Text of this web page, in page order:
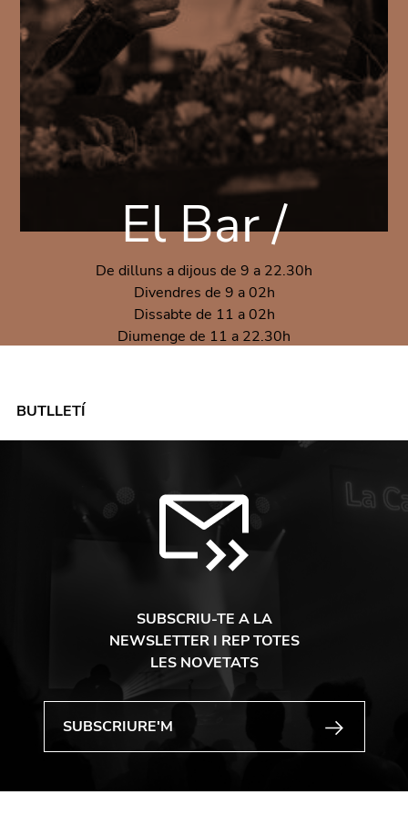
El Bar /
De dilluns a dijous de 9 a 22.30h
Divendres de 9 a 02h
Dissabte de 11 a 02h
Diumenge de 11 a 22.30h
BUTLLETÍ
SUBSCRIU-TE A LA
NEWSLETTER I REP TOTES
LES NOVETATS